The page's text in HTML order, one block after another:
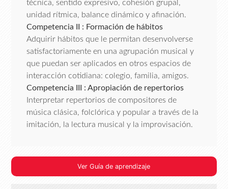
técnica, sentido expresivo, cohesión grupal,
unidad rítmica, balance dinámico y afinación.
Competencia II : Formación de hábitos
Adquirir hábitos que le permitan desenvolverse
satisfactoriamente en una agrupación musical y
que puedan ser aplicados en otros espacios de
interacción cotidiana: colegio, familia, amigos.
Competencia III : Apropiación de repertorios
Interpretar repertorios de compositores de
música clásica, folclórica y popular a través de la
imitación, la lectura musical y la improvisación.
Ver Guía de aprendizaje